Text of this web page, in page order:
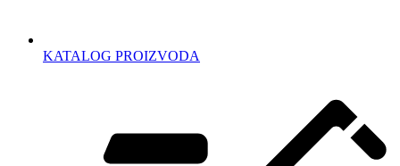
KATALOG PROIZVODA